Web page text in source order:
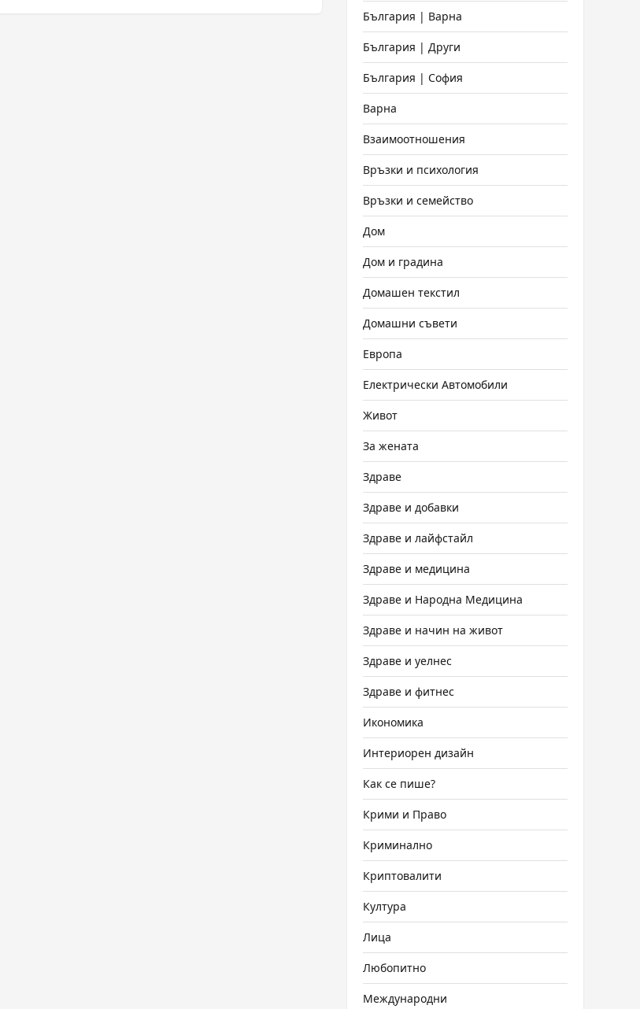
България | Варна
България | Други
България | София
Варна
Взаимоотношения
Връзки и психология
Връзки и семейство
Дом
Дом и градина
Домашен текстил
Домашни съвети
Европа
Електрически Автомобили
Живот
За жената
Здраве
Здраве и добавки
Здраве и лайфстайл
Здраве и медицина
Здраве и Народна Медицина
Здраве и начин на живот
Здраве и уелнес
Здраве и фитнес
Икономика
Интериорен дизайн
Как се пише?
Крими и Право
Криминално
Криптовалити
Култура
Лица
Любопитно
Международни